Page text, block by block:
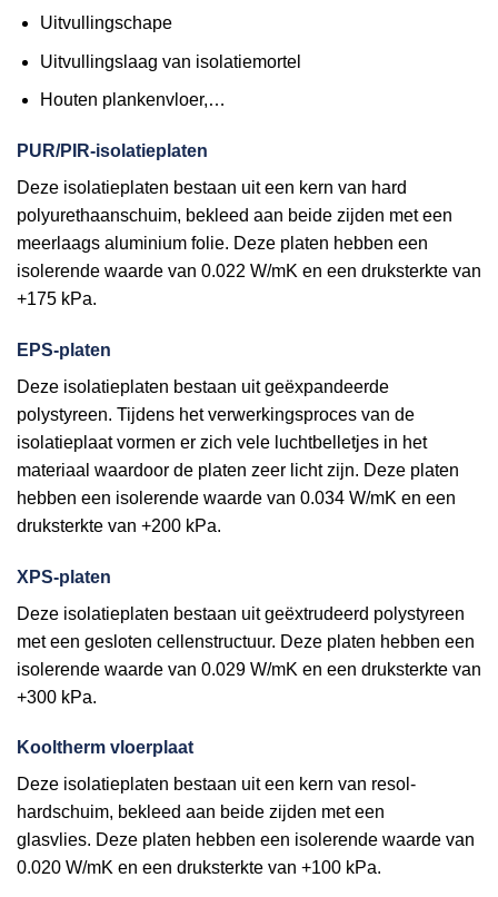
Uitvullingschape
Uitvullingslaag van isolatiemortel
Houten plankenvloer,…
PUR/PIR-isolatieplaten
Deze isolatieplaten bestaan uit een kern van hard
polyurethaanschuim, bekleed aan beide zijden met een
meerlaags aluminium folie. Deze platen hebben een
isolerende waarde van 0.022 W/mK en een druksterkte van
+175 kPa.
EPS-platen
Deze isolatieplaten bestaan uit geëxpandeerde
polystyreen. Tijdens het verwerkingsproces van de
isolatieplaat vormen er zich vele luchtbelletjes in het
materiaal waardoor de platen zeer licht zijn. Deze platen
hebben een isolerende waarde van 0.034 W/mK en een
druksterkte van +200 kPa.
XPS-platen
Deze isolatieplaten bestaan uit geëxtrudeerd polystyreen
met een gesloten cellenstructuur. Deze platen hebben een
isolerende waarde van 0.029 W/mK en een druksterkte van
+300 kPa.
Kooltherm vloerplaat
Deze isolatieplaten bestaan uit een kern van resol-
hardschuim, bekleed aan beide zijden met een
glasvlies. Deze platen hebben een isolerende waarde van
0.020 W/mK en een druksterkte van +100 kPa.